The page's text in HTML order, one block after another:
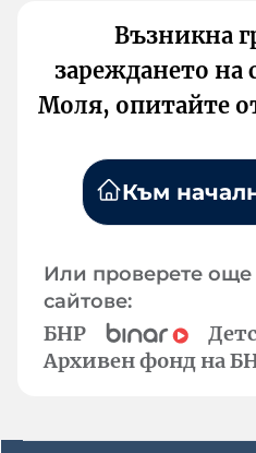
Възникна
зареждането
Моля, опитайте
Към
Или проверете
сайтове:
БНР
Архивен фонд на